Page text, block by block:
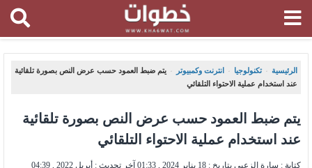
الرئيسية ، تكنولوجيا ، انترنت وكمبيوتر ،
يتم ضبط العمود حسب عرض النص بصورة تلقائية
عند استخدام عملية الاحتواء التلقائي
يتم ضبط العمود حسب عرض النص بصورة تلقائية
عند استخدام عملية الاحتواء التلقائي
كتابة : سارة الزعبي بتاريخ : 18 يناير 2024 , 01:33 آخر تحديث : أبريل 2022 , 04:39